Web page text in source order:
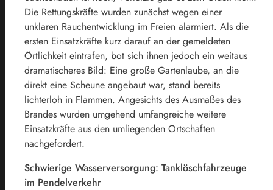
Die Rettungskräfte wurden zunächst wegen einer
unklaren Rauchentwicklung im Freien alarmiert. Als die
ersten Einsatzkräfte kurz darauf an der gemeldeten
Örtlichkeit eintrafen, bot sich ihnen jedoch ein weitaus
dramatischeres Bild: Eine große Gartenlaube, an die
direkt eine Scheune angebaut war, stand bereits
lichterloh in Flammen. Angesichts des Ausmaßes des
Brandes wurden umgehend umfangreiche weitere
Einsatzkräfte aus den umliegenden Ortschaften
nachgefordert.
Schwierige Wasserversorgung: Tanklöschfahrzeuge
im Pendelverkehr